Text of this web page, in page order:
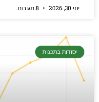
יוני 30, 2026
יסודות בתכנות